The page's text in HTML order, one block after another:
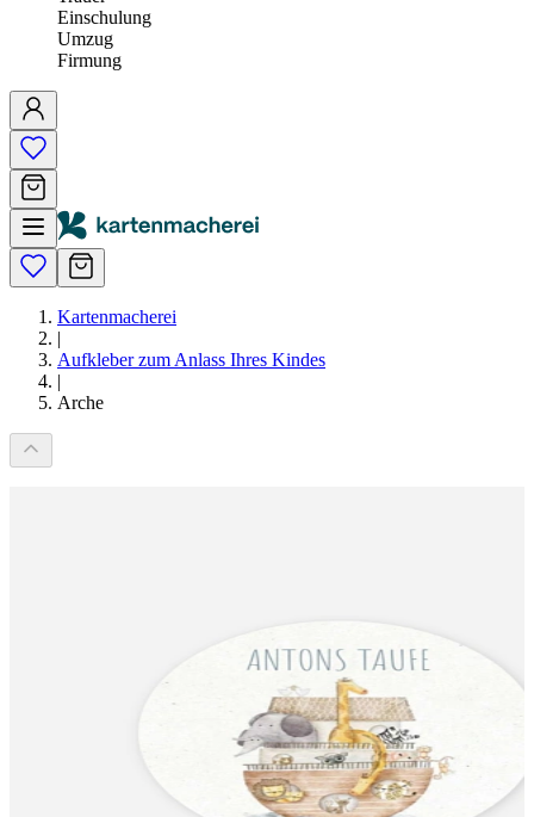
Einschulung
Umzug
Firmung
Kartenmacherei
|
Aufkleber zum Anlass Ihres Kindes
|
Arche